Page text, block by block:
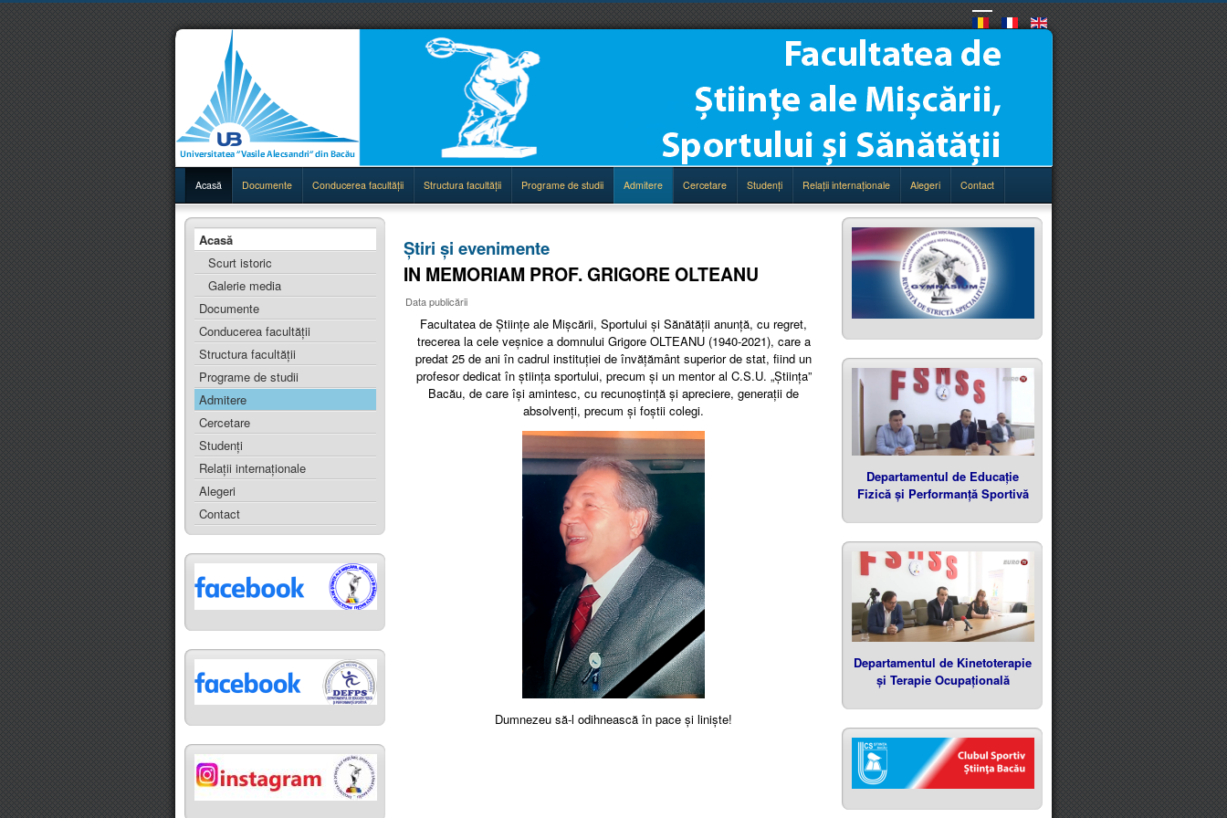
Acasă Documente Conducerea facultăţii Structura facultăţii Programe de studii Admitere Cercetare Studenţi Relaţii internaţionale Alegeri Contact
Acasă
Scurt istoric
Galerie media
Documente
Conducerea facultăţii
Structura facultăţii
Programe de studii
Admitere
Cercetare
Studenţi
Relaţii internaţionale
Alegeri
Contact
Știri și evenimente
IN MEMORIAM PROF. GRIGORE OLTEANU
Data publicării
Facultatea de Științe ale Mișcării, Sportului și Sănătății anunță, cu regret,
trecerea la cele veșnice a domnului Grigore OLTEANU (1940-2021), care a
predat 25 de ani în cadrul instituției de învățământ superior de stat, fiind un
profesor dedicat în știința sportului, precum și un mentor al C.S.U. „Știința”
Bacău, de care își amintesc, cu recunoștință și apreciere, generații de
absolvenți, precum și foștii colegi.
Dumnezeu să-l odihnească în pace și liniște!
Departamentul de Educație
Fizică și Performanță Sportivă
Departamentul de Kinetoterapie
și Terapie Ocupațională